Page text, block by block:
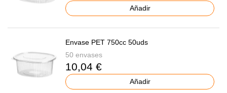
Añadir
Envase PET 750cc 50uds
50 envases
10,04 €
Añadir